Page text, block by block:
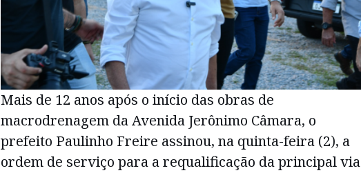
Mais de 12 anos após o início das obras de
macrodrenagem da Avenida Jerônimo Câmara, o
prefeito Paulinho Freire assinou, na quinta-feira (2), a
ordem de serviço para a requalificação da principal via